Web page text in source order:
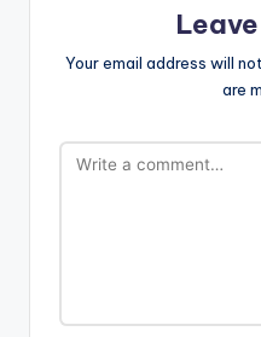
Your email address will
are